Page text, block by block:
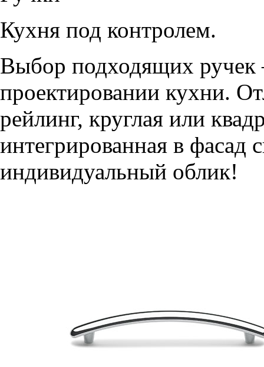
Кухня под контролем.
Выбор подходящих ручек
проектировании кухни.
рейлинг, круглая или
интегрированная в фасад
индивидуальный облик!